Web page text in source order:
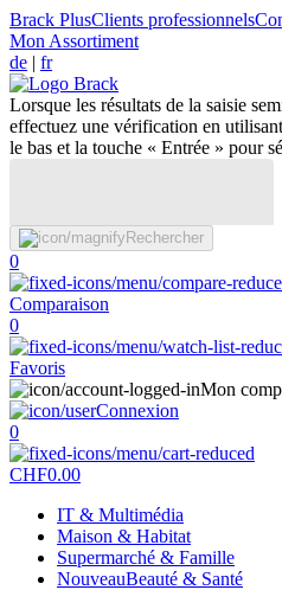
Brack PlusClients professionnels
Mon Assortiment
de | fr
Lorsque les résultats de la saisie
effectuez une vérification en
le bas et la touche « Entrée » pour
Rechercher
0
Comparaison
0
Favoris
Mon
Connexion
0
CHF0.00
IT & Multimédia
Maison & Habitat
Supermarché & Famille
NouveauBeauté & Santé